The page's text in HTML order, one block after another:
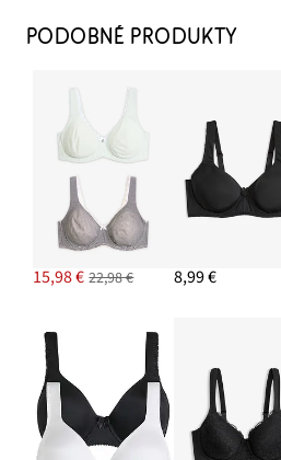
14,99 €
15,99 €
PRIDAŤ DO KOŠÍKA
PODOBNÉ PRODUKTY
15,98 € 22,98 € 8,99 €